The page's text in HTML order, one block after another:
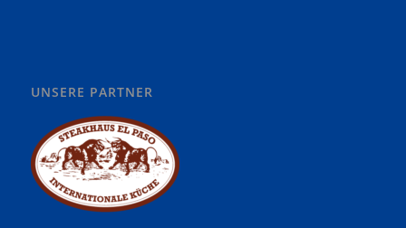
UNSERE PARTNER